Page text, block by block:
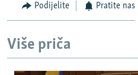
GENOCID U SREBRENICI
POPLAVE I KLIZIŠTA U BIH 2024.
TV LIBERTY
Sve RFE/RL stranice
Podijelite Pratite nas
Više priča